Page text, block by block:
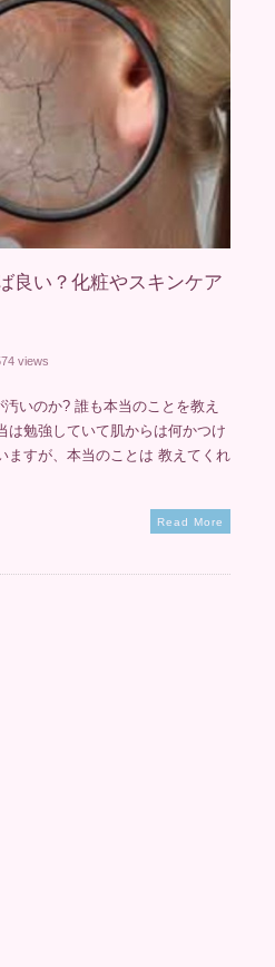
良い？化粧やスキンケア
views
いのか? 誰も本当のことを教え
は勉強していて肌からは何かつけ
ますが、本当のことは 教えてくれ
Read More